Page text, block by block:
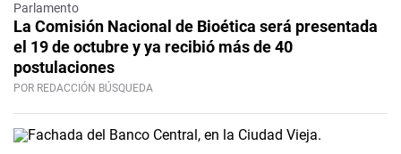
Parlamento
La Comisión Nacional de Bioética será presentada
el 19 de octubre y ya recibió más de 40
postulaciones
POR REDACCIÓN BÚSQUEDA